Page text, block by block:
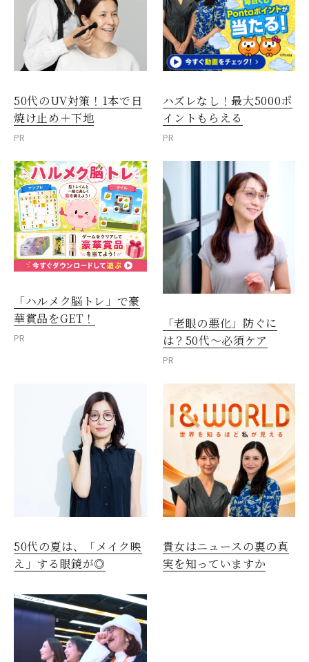
50代のUV対策！1本で日
焼け止め＋下地
PR
ハズレなし！最大5000ポ
イントもらえる
PR
「ハルメク脳トレ」で豪
華賞品をGET！
PR
「老眼の悪化」防ぐに
は？50代～必須ケア
PR
50代の夏は、「メイク映
え」する眼鏡が◎
貴女はニュースの裏の真
実を知っていますか